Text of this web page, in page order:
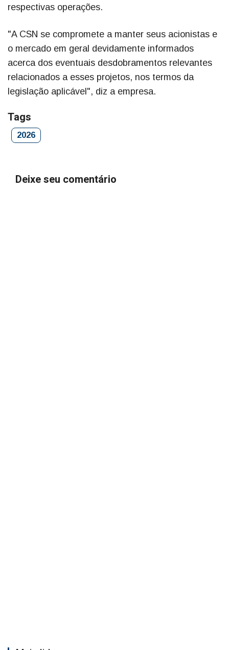
respectivas operações.
"A CSN se compromete a manter seus acionistas e
o mercado em geral devidamente informados
acerca dos eventuais desdobramentos relevantes
relacionados a esses projetos, nos termos da
legislação aplicável", diz a empresa.
Tags
2026
Deixe seu comentário